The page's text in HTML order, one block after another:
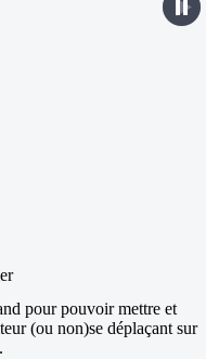
pour pouvoir mettre et
(ou non)se déplaçant sur